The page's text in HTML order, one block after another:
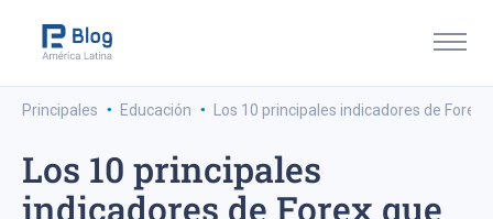
Principales · Educación · Los 10 principales indicadores de
Los 10 principales
indicadores de Forex que